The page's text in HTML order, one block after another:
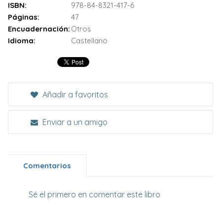
ISBN:
978-84-8321-417-6
Páginas:
47
Encuadernación: Otros
Idioma:
Castellano
Añadir a favoritos
Enviar a un amigo
Comentarios
Sé el primero en comentar este libro